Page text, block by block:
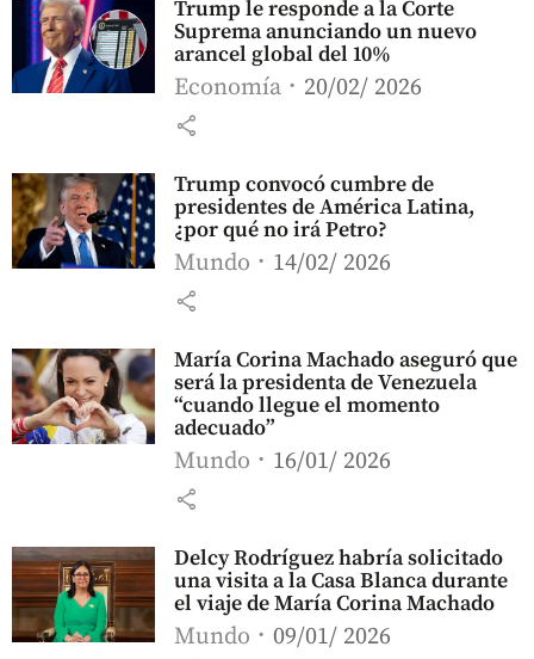
Trump le responde a la Corte
Suprema anunciando un nuevo
arancel global del 10%
Economía 20/02/ 2026
share
Trump convocó cumbre de
presidentes de América Latina,
¿por qué no irá Petro?
Mundo 14/02/ 2026
share
María Corina Machado aseguró que
será la presidenta de Venezuela
“cuando llegue el momento
adecuado”
Mundo 16/01/ 2026
share
Delcy Rodríguez habría solicitado
una visita a la Casa Blanca durante
el viaje de María Corina Machado
Mundo 09/01/ 2026